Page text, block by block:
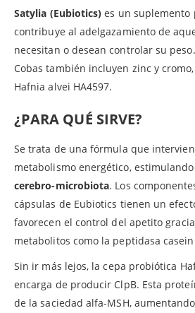
Satylia (Eubiotics)es un suplemento
contribuye al adelgazamiento de
necesitan o desean controlar su
Cobas también incluyen zinc y
Hafnia alvei HA4597.
¿PARA QUÉ SIRVE?
Se trata de una fórmula que
metabolismo energético,
cerebro-microbiota. Los
cápsulas de Eubiotics tienen un
favorecen el control del apetito
metabolitos como la peptidasa
Sin ir más lejos, la cepa probiótica
encarga de producir ClpB. Esta
de la saciedad alfa-MSH,